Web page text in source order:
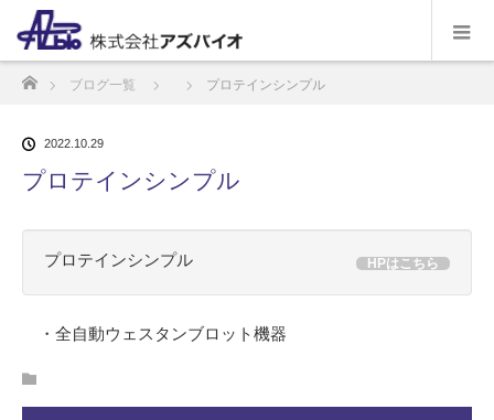
ブログ一覧 プロテインシンプル
2022.10.29
プロテインシンプル
プロテインシンプル HPはこちら
・全自動ウェスタンブロット機器